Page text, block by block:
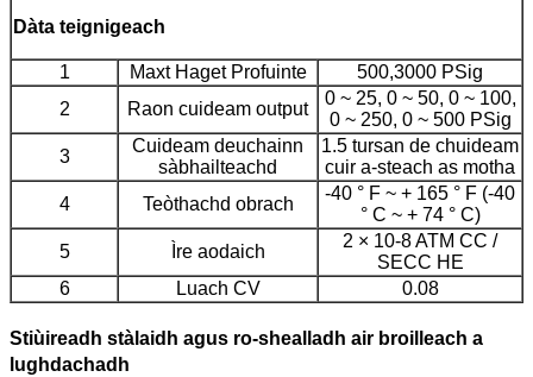
Dàta teignigeach
1 Maxt Haget Profuinte
500,3000 PSig
2
Raon cuideam output
0 ~ 25, 0 ~ 50, 0 ~ 100,
0 ~ 250, 0 ~ 500 PSig
3
Cuideam deuchainn
sàbhailteachd
1.5 tursan de chuideam
cuir a-steach as motha
4
Teòthachd obrach
-40 ° F ~ + 165 ° F (-40
° C ~ + 74 ° C)
5
Ìre aodaich
2 × 10-8 ATM CC /
SECC HE
6
Luach CV 0.08
Stiùireadh stàlaidh agus ro-shealladh air broilleach a
lughdachadh